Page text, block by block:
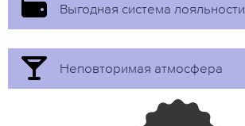
Выгодная система лояльности
Неповторимая атмосфера